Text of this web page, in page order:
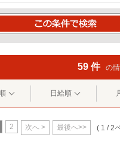
59 件 の
日給順
2 次へ > 最後へ>> ( 1 / 2